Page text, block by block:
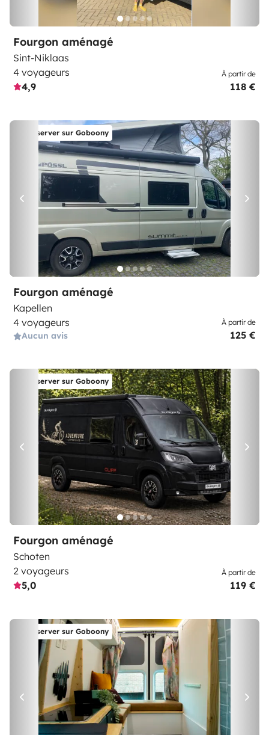
Fourgon aménagé
Sint-Niklaas
4 voyageurs
4,9
À partir de
118 €
Réserver sur Goboony
Fourgon aménagé
Kapellen
4 voyageurs
Aucun avis
À partir de
125 €
Réserver sur Goboony
Fourgon aménagé
Schoten
2 voyageurs
5,0
À partir de
119 €
Réserver sur Goboony